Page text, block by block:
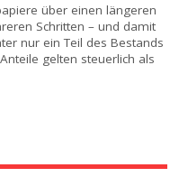
über einen längeren
Schritten – und damit
nur ein Teil des Bestands
gelten steuerlich als